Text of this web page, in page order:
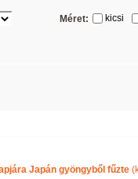
Méret: kicsi
Japán gyöngyből fűzte